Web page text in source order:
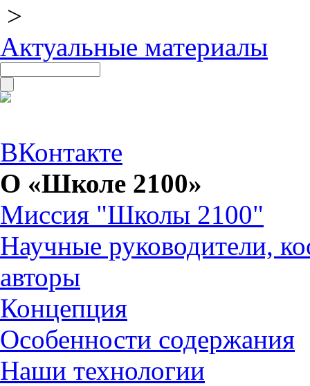
>
Актуальные материалы
ВКонтакте
О «Школе 2100»
Миссия "Школы 2100"
Научные руководители,
авторы
Концепция
Особенности содержания
Наши технологии